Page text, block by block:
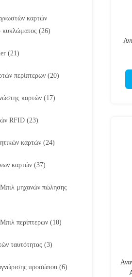
καρτών
κυκλώματος (26)
(21)
περίπτερων (20)
καρτών (17)
RFID (23)
καρτών (24)
καρτών (37)
μηχανών πώλησης
περίπτερων (10)
ταυτότητας (3)
προσώπου (6)